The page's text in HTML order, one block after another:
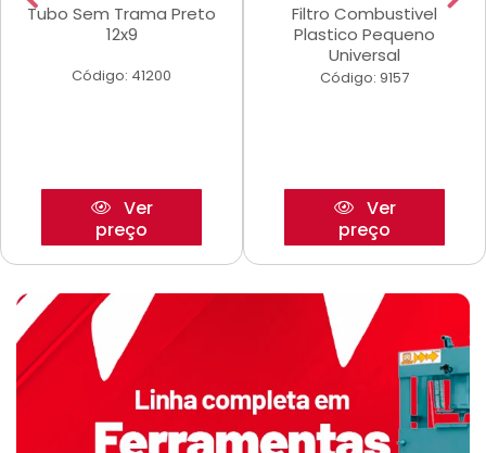
Tubo Sem Trama Preto
12x9
Código: 41200
Ver
preço
Filtro Combustivel
Plastico Pequeno
Universal
Código: 9157
Ver
preço